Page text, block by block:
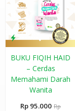
BUKU FIQIH HAID
– Cerdas
Memahami Darah
Wanita
Rp 95.000 Rp